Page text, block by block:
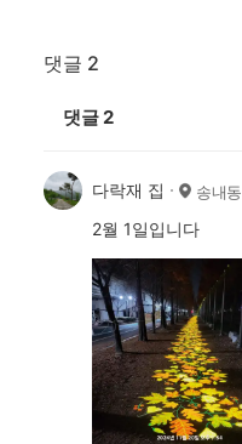
댓글 2
댓글2
다락재 집 송내동
2월 1일입니다